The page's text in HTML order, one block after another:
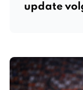
update